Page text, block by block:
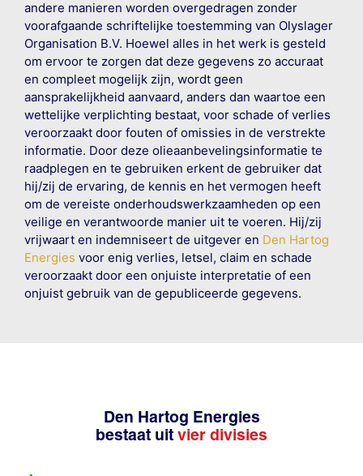
andere manieren worden overgedragen zonder
voorafgaande schriftelijke toestemming van Olyslager
Organisation B.V. Hoewel alles in het werk is gesteld
om ervoor te zorgen dat deze gegevens zo accuraat
en compleet mogelijk zijn, wordt geen
aansprakelijkheid aanvaard, anders dan waartoe een
wettelijke verplichting bestaat, voor schade of verlies
veroorzaakt door fouten of omissies in de verstrekte
informatie. Door deze olieaanbevelingsinformatie te
raadplegen en te gebruiken erkent de gebruiker dat
hij/zij de ervaring, de kennis en het vermogen heeft
om de vereiste onderhoudswerkzaamheden op een
veilige en verantwoorde manier uit te voeren. Hij/zij
vrijwaart en indemniseert de uitgever en Den Hartog
Energies voor enig verlies, letsel, claim en schade
veroorzaakt door een onjuiste interpretatie of een
onjuist gebruik van de gepubliceerde gegevens.
Den Hartog Energies
bestaat uit vier divisies